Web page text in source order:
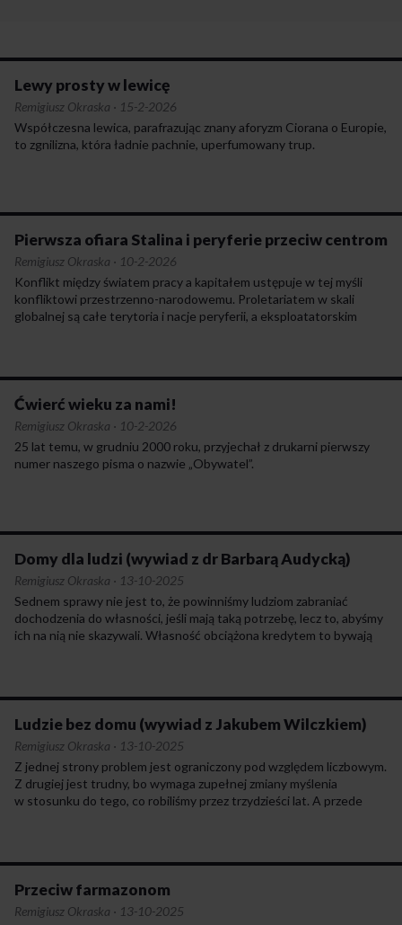
Lewy prosty w lewicę
Remigiusz Okraska · 15-2-2026
Współczesna lewica, parafrazując znany aforyzm Ciorana o Europie,
to zgnilizna, która ładnie pachnie, uperfumowany trup.
Pierwsza ofiara Stalina i peryferie przeciw centrom
Remigiusz Okraska · 10-2-2026
Konflikt między światem pracy a kapitałem ustępuje w tej myśli
konfliktowi przestrzenno-narodowemu. Proletariatem w skali
globalnej są całe terytoria i nacje peryferii, a eksploatatorskim
co dzisiaj nazywane bywa globalną Północą) nie przekreśli
eksploatacji krajów „trzecioświatowych”, kolonialnych, zależnych.
Ćwierć wieku za nami!
Remigiusz Okraska · 10-2-2026
25 lat temu, w grudniu 2000 roku, przyjechał z drukarni pierwszy
numer naszego pisma o nazwie „Obywatel”.
Domy dla ludzi (wywiad z dr Barbarą Audycką)
Remigiusz Okraska · 13-10-2025
Sednem sprawy nie jest to, że powinniśmy ludziom zabraniać
dochodzenia do własności, jeśli mają taką potrzebę, lecz to, abyśmy
ich na nią nie skazywali. Własność obciążona kredytem to bywają
Celem polityki mieszkaniowej powinno być to, żeby wszyscy ludzie,
którzy czy to czasowo, czy też trwale nie mają środków
na tę własność, mieli gdzie mieszkać. I żeby mieszkali w warunkach,
które są dobre od strony technicznej, ale też od strony społecznej,
aby to nie był blok w środku pola.
Ludzie bez domu (wywiad z Jakubem Wilczkiem)
Remigiusz Okraska · 13-10-2025
Z jednej strony problem jest ograniczony pod względem liczbowym.
Z drugiej jest trudny, bo wymaga zupełnej zmiany myślenia
w stosunku do tego, co robiliśmy przez trzydzieści lat. A przede
Przeciw farmazonom
Remigiusz Okraska · 13-10-2025